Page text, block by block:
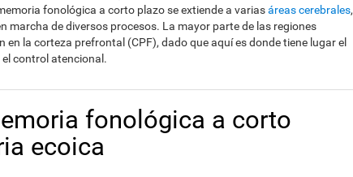
fonológica a corto plazo se extiende a variasáreas cerebrales,
marcha de diversos procesos. La mayor parte de las regiones
en la corteza prefrontal (CPF), dado que aquí es donde tiene lugar el
control atencional.
fonológica a corto
ecoica